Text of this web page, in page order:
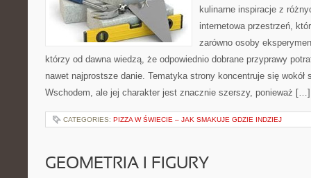
kulinarne inspiracje z
internetowa przestrzeń,
zarówno osoby
którzy od dawna wiedzą, że odpowiednio dobrane przyprawy
nawet najprostsze danie. Tematyka strony koncentruje się wokół
Wschodem, ale jej charakter jest znacznie szerszy, ponieważ […]
CATEGORIES: PIZZA W ŚWIECIE – JAK SMAKUJE GDZIE INDZIEJ
GEOMETRIA I FIGURY